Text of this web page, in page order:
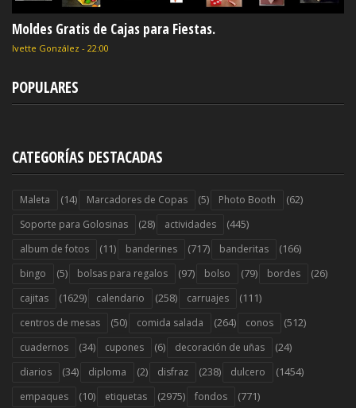
Moldes Gratis de Cajas para Fiestas.
Ivette González - 22:00
POPULARES
CATEGORÍAS DESTACADAS
Maleta (14) Marcadores de Copas (5) Photo Booth (62)
Soporte para Golosinas (28) actividades (445)
album de fotos (11) banderines (717) banderitas (166)
bingo (5) bolsas para regalos (97) bolso (79) bordes (26)
cajitas (1629) calendario (258) carruajes (111)
centros de mesas (50) comida salada (264) conos (512)
cuadernos (34) cupones (6) decoración de uñas (24)
diarios (34) diploma (2) disfraz (238) dulcero (1454)
empaques (10) etiquetas (2975) fondos (771)